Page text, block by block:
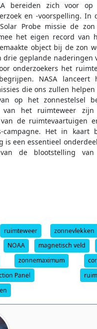
bereiden zich voor
en -voorspelling. In
Solar Probe missie de
het eigen record van
object bij de zon
drie geplande naderingen
onderzoekers het
NASA lanceert
die ons zullen
op het zonnestelsel
van het ruimteweer
de ruimtevaartuigen
campagne. Het in kaart
is een essentieel
de blootstelling van
ruimteweer zonnevlekken
NOAA magnetisch veld
zonnemaximum
Panel